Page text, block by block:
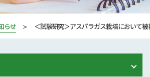
らせ ＜試験研究＞アスパラガス栽培において